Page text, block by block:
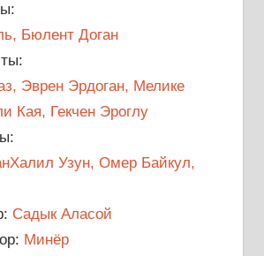
Бюлент Доган
Эврен Эрдоган, Мелике
Кая, Гекчен Эроглу
Узун, Омер Байкул,
Садык Аласой
Минёр